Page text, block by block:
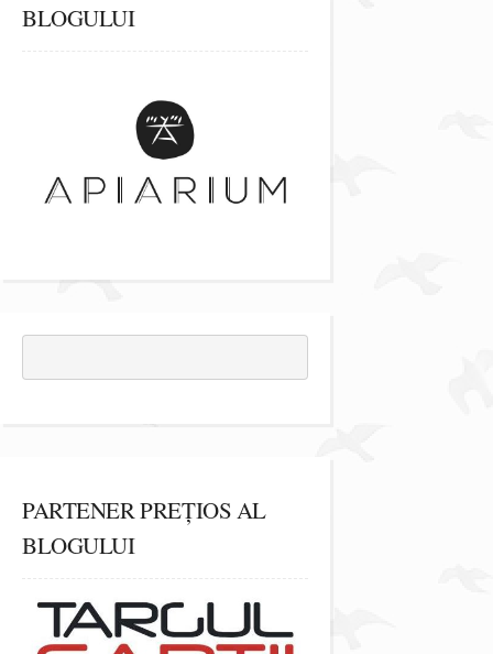
BLOGULUI
PARTENER PREȚIOS AL
BLOGULUI